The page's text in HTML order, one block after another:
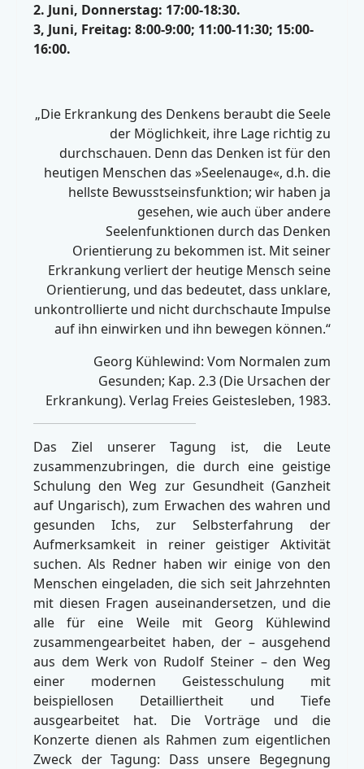
2. Juni, Donnerstag: 17:00-18:30.
3, Juni, Freitag: 8:00-9:00; 11:00-11:30; 15:00-
16:00.
„Die Erkrankung des Denkens beraubt die Seele
der Möglichkeit, ihre Lage richtig zu
durchschauen. Denn das Denken ist für den
heutigen Menschen das »Seelenauge«, d.h. die
hellste Bewusstseinsfunktion; wir haben ja
gesehen, wie auch über andere
Seelenfunktionen durch das Denken
Orientierung zu bekommen ist. Mit seiner
Erkrankung verliert der heutige Mensch seine
Orientierung, und das bedeutet, dass unklare,
unkontrollierte und nicht durchschaute Impulse
auf ihn einwirken und ihn bewegen können.“
Georg Kühlewind: Vom Normalen zum
Gesunden; Kap. 2.3 (Die Ursachen der
Erkrankung). Verlag Freies Geistesleben, 1983.
Das Ziel unserer Tagung ist, die Leute
zusammenzubringen, die durch eine geistige
Schulung den Weg zur Gesundheit (Ganzheit
auf Ungarisch), zum Erwachen des wahren und
gesunden Ichs, zur Selbsterfahrung der
Aufmerksamkeit in reiner geistiger Aktivität
suchen. Als Redner haben wir einige von den
Menschen eingeladen, die sich seit Jahrzehnten
mit diesen Fragen auseinandersetzen, und die
alle für eine Weile mit Georg Kühlewind
zusammengearbeitet haben, der – ausgehend
aus dem Werk von Rudolf Steiner – den Weg
einer modernen Geistesschulung mit
beispiellosen Detailliertheit und Tiefe
ausgearbeitet hat. Die Vorträge und die
Konzerte dienen als Rahmen zum eigentlichen
Zweck der Tagung: Dass unsere Begegnung